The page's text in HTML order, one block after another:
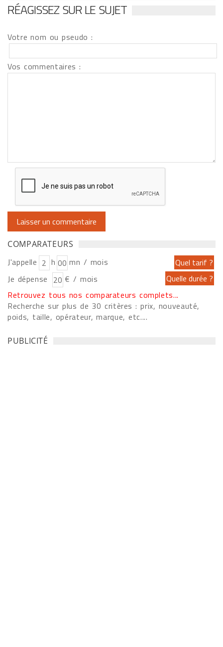
RÉAGISSEZ SUR LE SUJET
Votre nom ou pseudo :
Vos commentaires :
COMPARATEURS
J'appelle h
mn / mois
Je dépense
€ / mois
Retrouvez tous nos comparateurs complets...
Recherche sur plus de 30 critères : prix, nouveauté,
poids, taille, opérateur, marque, etc....
PUBLICITÉ